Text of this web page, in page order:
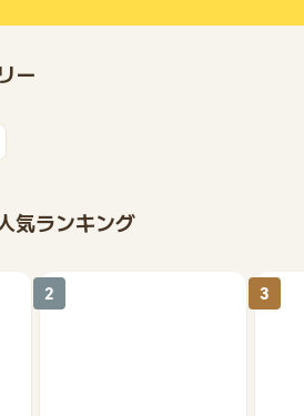
エディション
対象商品】
ｔｃｈ ２（日本語・国内専用）
セット
に直接お問い合わせをした場合、ポ
合がございます。
合わせは、
ポイントタウンのサポート
。ポイントについて、広告主に直接
ポイント獲得対象外となる場合がご
ー
気ランキング
2 3